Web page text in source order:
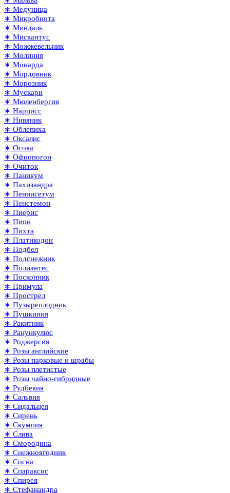
∗ Медуница
∗ Микробиота
∗ Миндаль
∗ Мискантус
∗ Можжевельник
∗ Молиния
∗ Монарда
∗ Мордовник
∗ Морозник
∗ Мускари
∗ Мюленбергия
∗ Нарцисс
∗ Нивяник
∗ Облепиха
∗ Оксалис
∗ Осока
∗ Офиопогон
∗ Очиток
∗ Паникум
∗ Пахизандра
∗ Пеннисетум
∗ Пенстемон
∗ Пиерис
∗ Пион
∗ Пихта
∗ Платикодон
∗ Подбел
∗ Подснежник
∗ Полиантес
∗ Посконник
∗ Примула
∗ Прострел
∗ Пузыреплодник
∗ Пушкиния
∗ Ракитник
∗ Ранункулюс
∗ Роджерсия
∗ Розы английские
∗ Розы парковые и шрабы
∗ Розы плетистые
∗ Розы чайно-гибридные
∗ Рудбекия
∗ Сальвия
∗ Сидальцея
∗ Сирень
∗ Скумпия
∗ Слива
∗ Смородина
∗ Снежноягодник
∗ Сосна
∗ Спараксис
∗ Спирея
∗ Стефанандра